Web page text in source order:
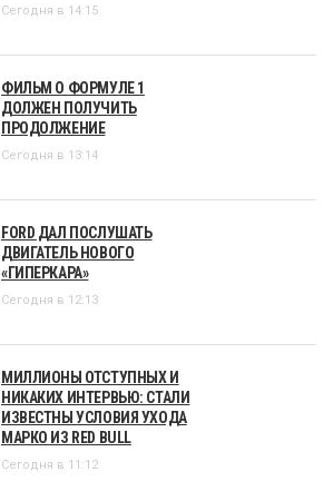
Сегодня в 14:15
ФИЛЬМ О ФОРМУЛЕ 1
ДОЛЖЕН ПОЛУЧИТЬ
ПРОДОЛЖЕНИЕ
Сегодня в 13:14
FORD ДАЛ ПОСЛУШАТЬ
ДВИГАТЕЛЬ НОВОГО
«ГИПЕРКАРА»
Сегодня в 12:13
МИЛЛИОНЫ ОТСТУПНЫХ И
НИКАКИХ ИНТЕРВЬЮ: СТАЛИ
ИЗВЕСТНЫ УСЛОВИЯ УХОДА
МАРКО ИЗ RED BULL
Сегодня в 11:12